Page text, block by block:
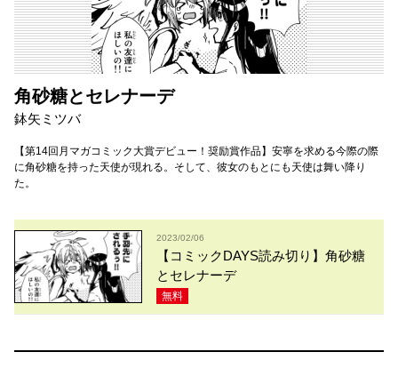
角砂糖とセレナーデ
鉢矢ミツバ
【第14回月マガコミック大賞デビュー！奨励賞作品】安寧を求める今際の際
に角砂糖を持った天使が現れる。そして、彼女のもとにも天使は舞い降り
た。
2023/02/06
【コミックDAYS読み切り】角砂糖
とセレナーデ
無料